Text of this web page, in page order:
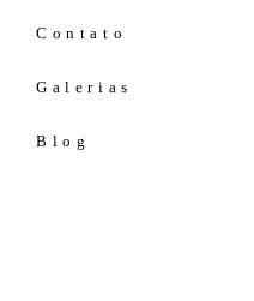
Contato
Galerias
Blog